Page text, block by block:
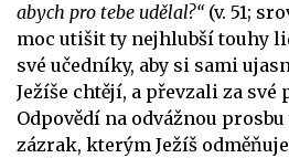
abych pro tebe udělal?“ (v. 51;
moc utišit ty nejhlubší touhy
své učedníky, aby si sami
Ježíše chtějí, a převzali za své
Odpovědí na odvážnou
zázrak, kterým Ježíš